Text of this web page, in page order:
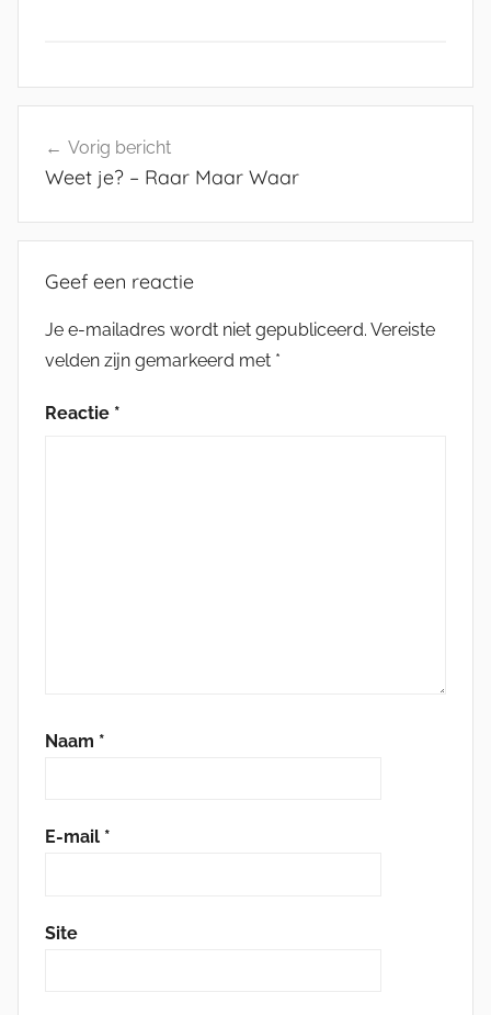
navigatie
Vorig bericht
Weet je? – Raar Maar Waar
Geef een reactie
Je e-mailadres wordt niet gepubliceerd. Vereiste
velden zijn gemarkeerd met *
Reactie *
Naam *
E-mail *
Site